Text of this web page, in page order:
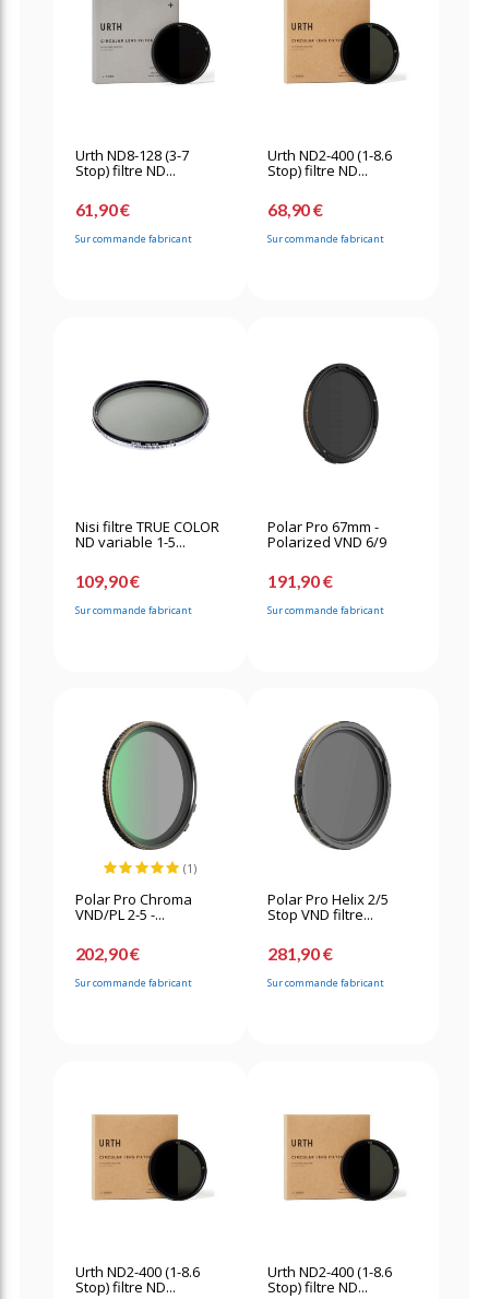
Urth ND8-128 (3-7
Stop) filtre ND...
61,90 €
Sur commande fabricant
Urth ND2-400 (1-8.6
Stop) filtre ND...
68,90 €
Sur commande fabricant
Nisi filtre TRUE COLOR
ND variable 1-5...
109,90 €
Sur commande fabricant
Polar Pro 67mm -
Polarized VND 6/9
191,90 €
Sur commande fabricant
(1)
Polar Pro Chroma
VND/PL 2-5 -...
202,90 €
Sur commande fabricant
Polar Pro Helix 2/5
Stop VND filtre...
281,90 €
Sur commande fabricant
Urth ND2-400 (1-8.6
Stop) filtre ND...
Urth ND2-400 (1-8.6
Stop) filtre ND...